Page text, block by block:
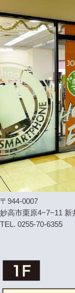
〒944-0007
妙高市栗原4−7−11 新
TEL. 0255-70-6355